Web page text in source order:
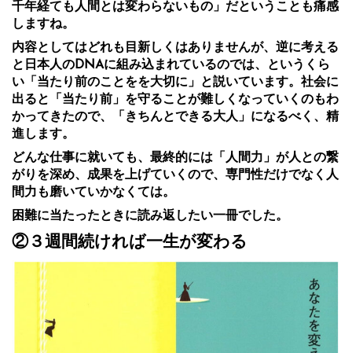
千年経ても人間とは変わらないもの」だということも痛感
しますね。
内容としてはどれも目新しくはありませんが、逆に考える
と日本人のDNAに組み込まれているのでは、というくら
い「当たり前のことをを大切に」と説いています。社会に
出ると「当たり前」を守ることが難しくなっていくのもわ
かってきたので、「きちんとできる大人」になるべく、精
進します。
どんな仕事に就いても、最終的には「人間力」が人との繋
がりを深め、成果を上げていくので、専門性だけでなく人
間力も磨いていかなくては。
困難に当たったときに読み返したい一冊でした。
②３週間続ければ一生が変わる